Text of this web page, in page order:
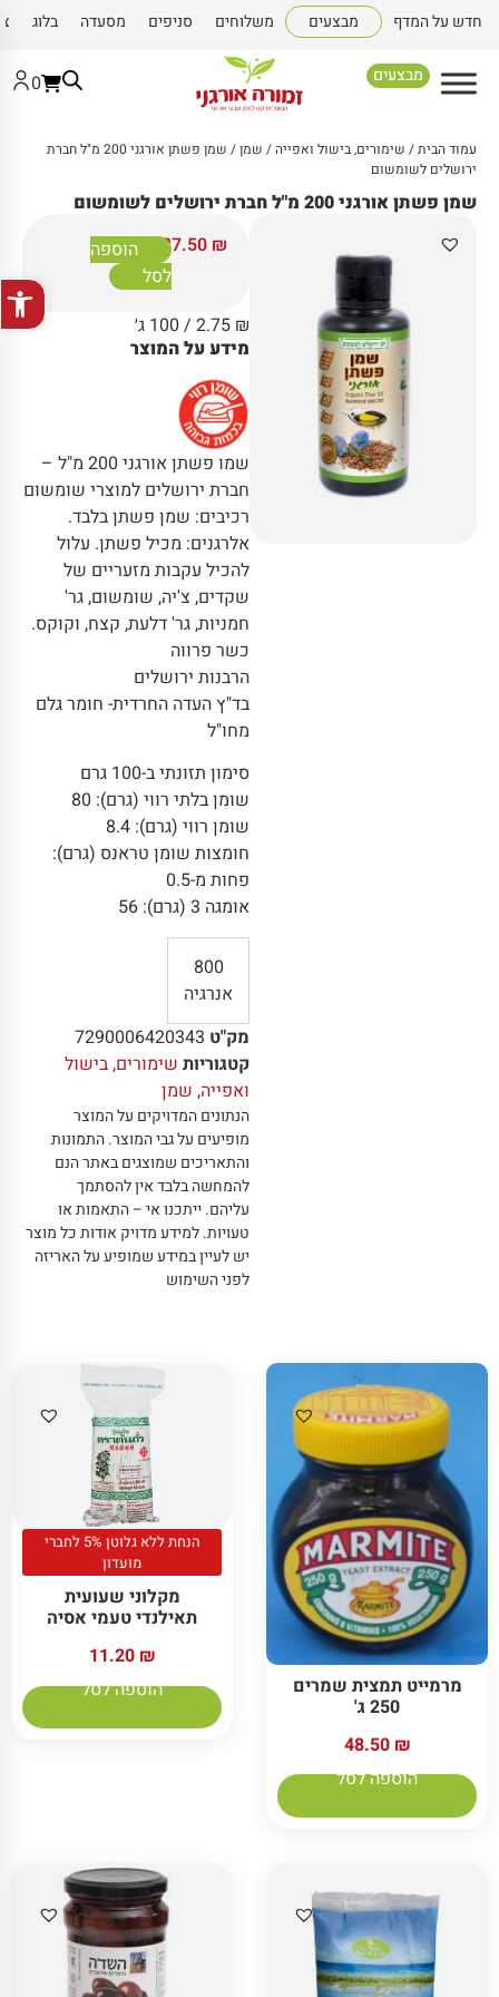
פתח
חדש על המדף מבצעים משלוחים סניפים מסעדה בלוג
מבצעים 0
עמוד הבית/ שימורים, בישול ואפייה/ שמן
/ שמן פשתן אורגני 200 מ"ל חברת
ירושלים לשומשום
שמן פשתן אורגני 200 מ"ל חברת ירושלים לשומשום
27.50 ₪
הוספה
לסל
2.75 ₪
/ 100 ג׳
מידע על המוצר
שמו פשתן אורגני 200 מ"ל –
חברת ירושלים למוצרי שומשום
רכיבים: שמן פשתן בלבד.
אלרגנים: מכיל פשתן. עלול
להכיל עקבות מזעריים של
שקדים, צ'יה, שומשום, גר'
חמניות, גר' דלעת, קצח, וקוקס.
כשר פרווה
הרבנות ירושלים
בד"ץ העדה החרדית- חומר גלם
מחו"ל
סימון תזונתי ב-100 גרם
שומן בלתי רווי (גרם): 80
שומן רווי (גרם): 8.4
חומצות שומן טראנס (גרם):
פחות מ-0.5
אומגה 3 (גרם): 56
800
אנרגיה
מק"ט 7290006420343
קטגוריות שימורים, בישול
ואפייה, שמן
הנתונים המדויקים על המוצר
מופיעים על גבי המוצר.התמונות
והתאריכים שמוצגים באתר הנם
להמחשה בלבד אין להסתמך
עליהם.ייתכנו אי – התאמות או
טעויות.למידע מדויק אודות כל מוצר
יש לעיין במידע שמופיע על האריזה
לפני השימוש
מרמייט תמצית שמרים
250 ג'
48.50 ₪
הוספה לסל
הנחת ללא גלוטן 5% לחברי
מועדון
מקלוני שעועית
תאילנדי טעמי אסיה
11.20 ₪
הוספה לסל